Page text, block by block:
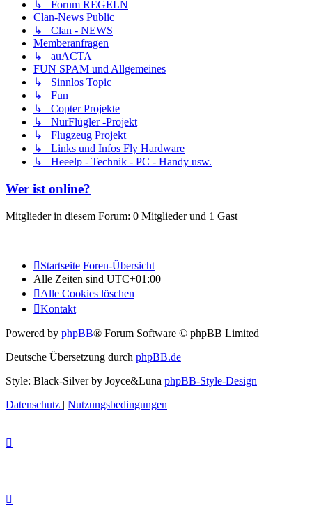
↳ Forum REGELN
Clan-News Public
↳ Clan - NEWS
Memberanfragen
↳ auACTA
FUN SPAM und Allgemeines
↳ Sinnlos Topic
↳ Fun
↳ Copter Projekte
↳ NurFlügler -Projekt
↳ Flugzeug Projekt
↳ Links und Infos Fly Hardware
↳ Heeelp - Technik - PC - Handy usw.
Wer ist online?
Mitglieder in diesem Forum: 0 Mitglieder und 1 Gast
Startseite Foren-Übersicht
Alle Zeiten sind UTC+01:00
Alle Cookies löschen
Kontakt
Powered by phpBB® Forum Software © phpBB Limited
Deutsche Übersetzung durch phpBB.de
Style: Black-Silver by Joyce&Luna phpBB-Style-Design
Datenschutz | Nutzungsbedingungen